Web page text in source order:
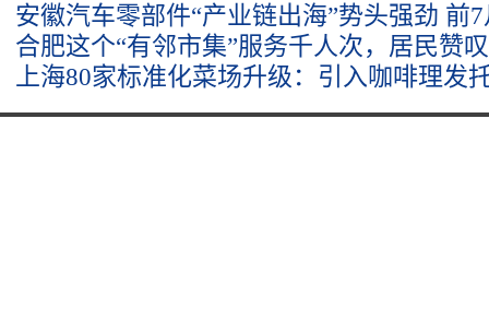
安徽汽车零部件“产业链出海”势头强劲 前
合肥这个“有邻市集”服务千人次，居民赞
上海80家标准化菜场升级：引入咖啡理发